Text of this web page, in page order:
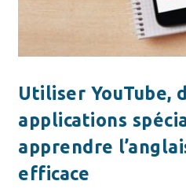
Utiliser YouTube,
applications
apprendre
efficace